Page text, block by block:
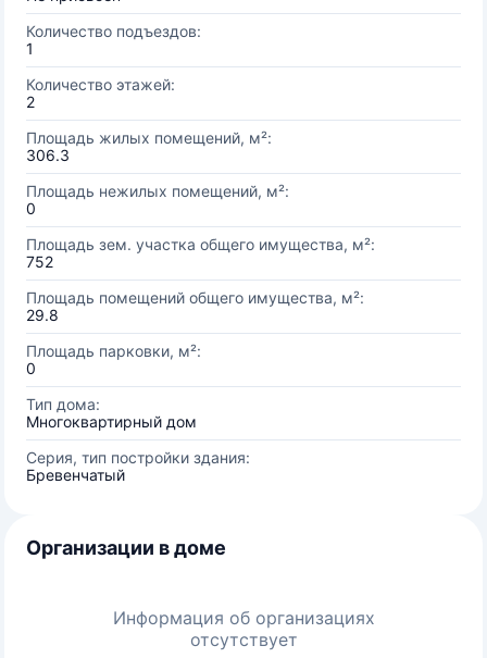
Количество подъездов:
1
Количество этажей:
2
Площадь жилых помещений, м²:
306.3
Площадь нежилых помещений, м²:
0
Площадь зем. участка общего имущества, м²:
752
Площадь помещений общего имущества, м²:
29.8
Площадь парковки, м²:
0
Тип дома:
Многоквартирный дом
Серия, тип постройки здания:
Бревенчатый
Организации в доме
Информация об организациях
отсутствует